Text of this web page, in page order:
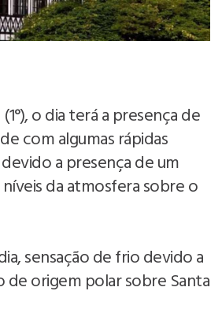
o dia terá a presença de
com algumas rápidas
a presença de um
da atmosfera sobre o
sensação de frio devido a
de origem polar sobre Santa